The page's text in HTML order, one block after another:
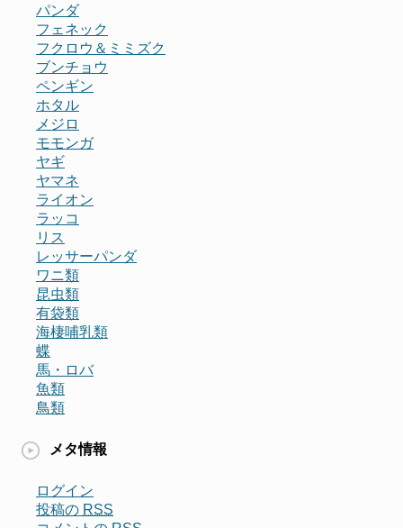
パンダ
フェネック
フクロウ＆ミミズク
ブンチョウ
ペンギン
ホタル
メジロ
モモンガ
ヤギ
ヤマネ
ライオン
ラッコ
リス
レッサーパンダ
ワニ類
昆虫類
有袋類
海棲哺乳類
蝶
馬・ロバ
魚類
鳥類
メタ情報
ログイン
投稿の RSS